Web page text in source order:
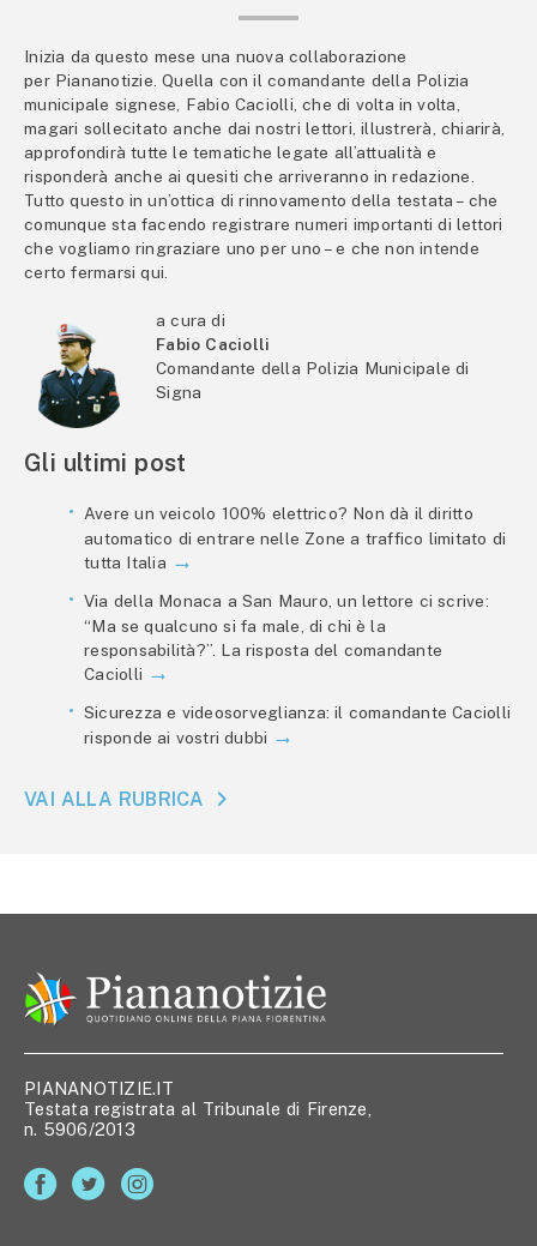
Inizia da questo mese una nuova collaborazione
per Piananotizie. Quella con il comandante della Polizia
municipale signese, Fabio Caciolli, che di volta in volta,
magari sollecitato anche dai nostri lettori, illustrerà, chiarirà,
approfondirà tutte le tematiche legate all’attualità e
risponderà anche ai quesiti che arriveranno in redazione.
Tutto questo in un’ottica di rinnovamento della testata – che
comunque sta facendo registrare numeri importanti di lettori
che vogliamo ringraziare uno per uno – e che non intende
certo fermarsi qui.
a cura di
Fabio Caciolli
Comandante della Polizia Municipale di
Signa
Gli ultimi post
Avere un veicolo 100% elettrico? Non dà il diritto
automatico di entrare nelle Zone a traffico limitato di
tutta Italia
Via della Monaca a San Mauro, un lettore ci scrive:
“Ma se qualcuno si fa male, di chi è la
responsabilità?”. La risposta del comandante
Caciolli
Sicurezza e videosorveglianza: il comandante Caciolli
risponde ai vostri dubbi
VAI ALLA RUBRICA
PIANANOTIZIE.IT
Testata registrata al Tribunale di Firenze,
n. 5906/2013